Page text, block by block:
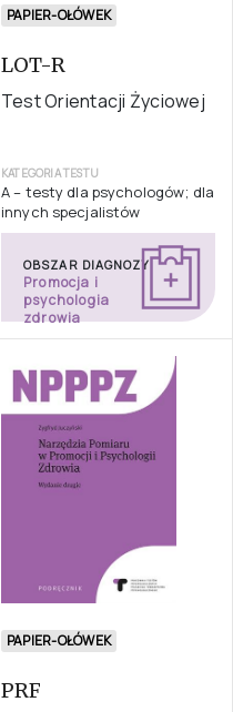
PAPIER-OŁÓWEK
LOT-R
Test Orientacji Życiowej
KATEGORIA TESTU
A – testy dla psychologów; dla
innych specjalistów
OBSZAR DIAGNOZY
Promocja i
psychologia
zdrowia
PAPIER-OŁÓWEK
PRF